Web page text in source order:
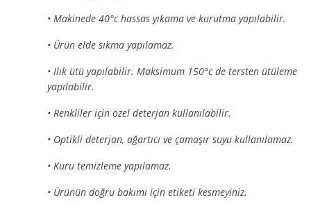
• Makinede 40°c hassas yıkama ve kurutma yapılabilir.
• Ürün elde sıkma yapılamaz.
• Ilık ütü yapılabilir. Maksimum 150°c de tersten ütüleme
yapılabilir.
• Renkliler için özel deterjan kullanılabilir.
• Optikli deterjan, ağartıcı ve çamaşır suyu kullanılamaz.
• Kuru temizleme yapılamaz.
• Ürünün doğru bakımı için etiketi kesmeyiniz.